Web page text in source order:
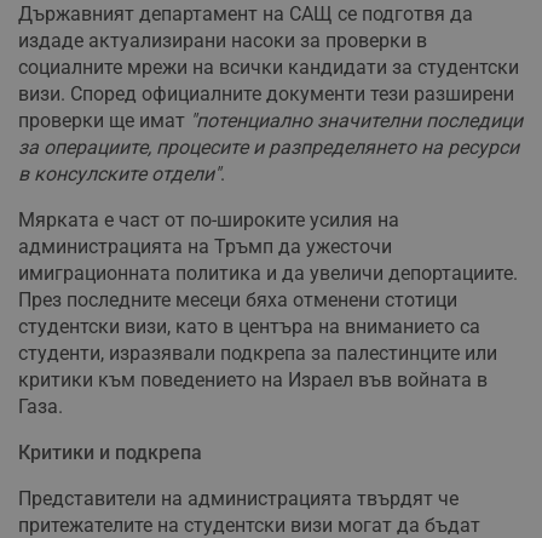
Държавният департамент на САЩ се подготвя да
издаде актуализирани насоки за проверки в
социалните мрежи на всички кандидати за студентски
визи. Според официалните документи тези разширени
проверки ще имат "потенциално значителни последици
за операциите, процесите и разпределянето на ресурси
в консулските отдели".
Мярката е част от по-широките усилия на
администрацията на Тръмп да ужесточи
имиграционната политика и да увеличи депортациите.
През последните месеци бяха отменени стотици
студентски визи, като в центъра на вниманието са
студенти, изразявали подкрепа за палестинците или
критики към поведението на Израел във войната в
Газа.
Критики и подкрепа
Представители на администрацията твърдят че
притежателите на студентски визи могат да бъдат